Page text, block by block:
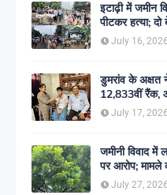
इटाढ़ी में जमीन
पीटकर हत्या;
July 16, 2026
डुमरांव के अक्षत
12,833वीं रैंक,
इतिहास
July 17, 2026
जमीनी विवाद
पर आरोप;
July 27, 2026